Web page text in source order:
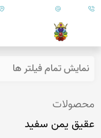
09179890157
نمایش تمام فیلتر ها
محصولات
عقیق یمن سفید